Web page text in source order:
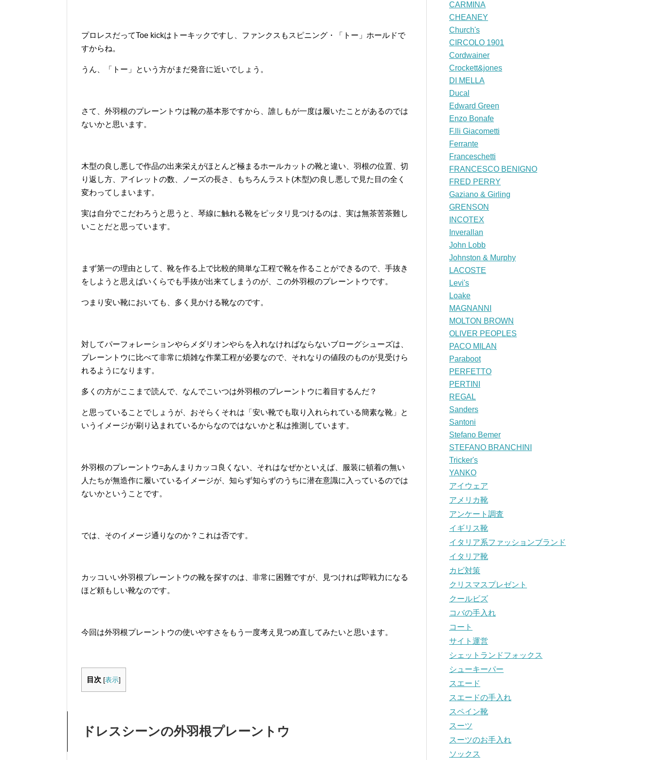
プロレスだってToe kickはトーキックですし、ファンクスもスピニング・「トー」ホールドで
すからね。
うん、「トー」という方がまだ発音に近いでしょう。
さて、外羽根のプレーントウは靴の基本形ですから、誰しもが一度は履いたことがあるのでは
ないかと思います。
木型の良し悪しで作品の出来栄えがほとんど極まるホールカットの靴と違い、羽根の位置、切
り返し方、アイレットの数、ノーズの長さ、もちろんラスト(木型)の良し悪しで見た目の全く
変わってしまいます。
実は自分でこだわろうと思うと、琴線に触れる靴をピッタリ見つけるのは、実は無茶苦茶難し
いことだと思っています。
まず第一の理由として、靴を作る上で比較的簡単な工程で靴を作ることができるので、手抜き
をしようと思えばいくらでも手抜が出来てしまうのが、この外羽根のプレーントウです。
つまり安い靴においても、多く見かける靴なのです。
対してパーフォレーションやらメダリオンやらを入れなければならないブローグシューズは、
プレーントウに比べて非常に煩雑な作業工程が必要なので、それなりの値段のものが見受けら
れるようになります。
多くの方がここまで読んで、なんでこいつは外羽根のプレーントウに着目するんだ？
と思っていることでしょうが、おそらくそれは「安い靴でも取り入れられている簡素な靴」と
いうイメージが刷り込まれているからなのではないかと私は推測しています。
外羽根のプレーントウ=あんまりカッコ良くない、それはなぜかといえば、服装に頓着の無い
人たちが無造作に履いているイメージが、知らず知らずのうちに潜在意識に入っているのでは
ないかということです。
では、そのイメージ通りなのか？これは否です。
カッコいい外羽根プレーントウの靴を探すのは、非常に困難ですが、見つければ即戦力になる
ほど頼もしい靴なのです。
今回は外羽根プレーントウの使いやすさをもう一度考え見つめ直してみたいと思います。
目次 [表示]
ドレスシーンの外羽根プレーントウ
CARMINA
CHEANEY
Church's
CIRCOLO 1901
Cordwainer
Crockett&jones
DI MELLA
Ducal
Edward Green
Enzo Bonafe
F.lli Giacometti
Ferrante
Franceschetti
FRANCESCO BENIGNO
FRED PERRY
Gaziano & Girling
GRENSON
INCOTEX
Inverallan
John Lobb
Johnston & Murphy
LACOSTE
Levi's
Loake
MAGNANNI
MOLTON BROWN
OLIVER PEOPLES
PACO MILAN
Paraboot
PERFETTO
PERTINI
REGAL
Sanders
Santoni
Stefano Bemer
STEFANO BRANCHINI
Tricker's
YANKO
アイウェア
アメリカ靴
アンケート調査
イギリス靴
イタリア系ファッションブランド
イタリア靴
カビ対策
クリスマスプレゼント
クールビズ
コバの手入れ
コート
サイト運営
シェットランドフォックス
シューキーパー
スエード
スエードの手入れ
スペイン靴
スーツ
スーツのお手入れ
ソックス